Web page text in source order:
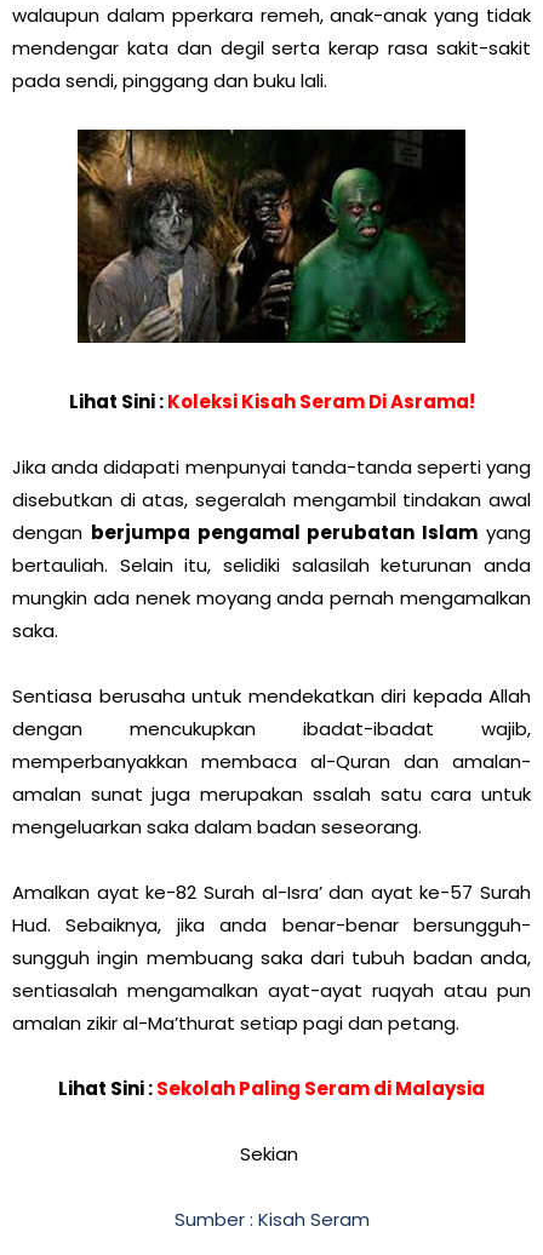
walaupun dalam pperkara remeh, anak-anak yang tidak
mendengar kata dan degil serta kerap rasa sakit-sakit
pada sendi, pinggang dan buku lali.
Lihat Sini :Koleksi Kisah Seram Di Asrama!
Jika anda didapati menpunyai tanda-tanda seperti yang
disebutkan di atas, segeralah mengambil tindakan awal
dengan berjumpa pengamal perubatan Islam yang
bertauliah. Selain itu, selidiki salasilah keturunan anda
mungkin ada nenek moyang anda pernah mengamalkan
saka.
Sentiasa berusaha untuk mendekatkan diri kepada Allah
dengan mencukupkan ibadat-ibadat wajib,
memperbanyakkan membaca al-Quran dan amalan-
amalan sunat juga merupakan ssalah satu cara untuk
mengeluarkan saka dalam badan seseorang.
Amalkan ayat ke-82 Surah al-Isra’ dan ayat ke-57 Surah
Hud. Sebaiknya, jika anda benar-benar bersungguh-
sungguh ingin membuang saka dari tubuh badan anda,
sentiasalah mengamalkan ayat-ayat ruqyah atau pun
amalan zikir al-Ma’thurat setiap pagi dan petang.
Lihat Sini :Sekolah Paling Seram di Malaysia
Sekian
Sumber : Kisah Seram